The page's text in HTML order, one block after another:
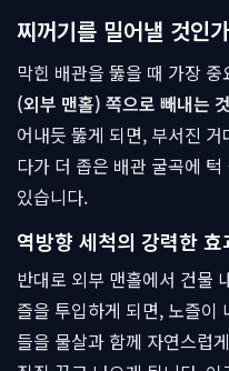
찌꺼기를 밀어낼 것인
막힌 배관을 뚫을 때 가장 중
(외부 맨홀) 쪽으로 빼내는
어내듯 뚫게 되면, 부서진
다가 더 좁은 배관 굴곡에
있습니다.
역방향 세척의 강력한 효
반대로 외부 맨홀에서 건물
즐을 투입하게 되면, 노즐이
들을 물살과 함께 자연스럽